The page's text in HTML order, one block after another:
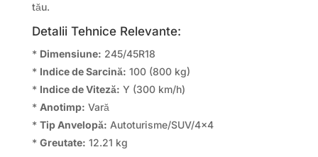
tău.
Detalii Tehnice Relevante:
* Dimensiune: 245/45R18
* Indice de Sarcină: 100 (800 kg)
* Indice de Viteză: Y (300 km/h)
* Anotimp: Vară
* Tip Anvelopă: Autoturisme/SUV/4×4
* Greutate: 12.21 kg